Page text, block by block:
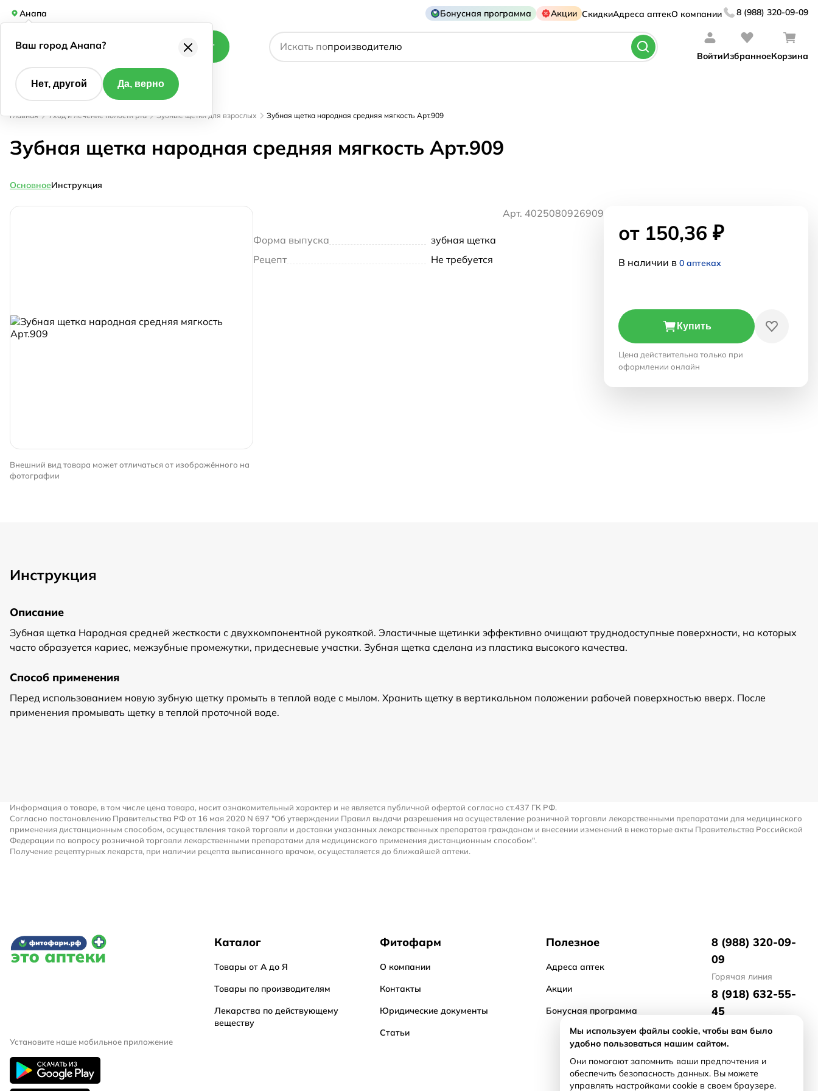
Анапа Бонусная программа Акции СкидкиАдреса аптекО компании 8 (988) 320-09-09
Каталог Искать по
действующему веществу
производителю
ВойтиИзбранноеКорзина
Главная Уход и лечение полости рта Зубные щетки для взрослых Зубная щетка народная средняя мягкость Арт.909
Зубная щетка народная средняя мягкость Арт.909
ОсновноеИнструкция
Внешний вид товара может отличаться от изображённого на
фотографии
Арт. 4025080926909
Форма выпуска
зубная щетка
Рецепт
Не требуется
от 150,36 ₽
В наличии в 0 аптеках
Купить
Цена действительна только при
оформлении онлайн
Инструкция
Описание
Зубная щетка Народная средней жесткости с двухкомпонентной рукояткой. Эластичные щетинки эффективно очищают труднодоступные поверхности, на которых
часто образуется кариес, межзубные промежутки, придесневые участки. Зубная щетка сделана из пластика высокого качества.
Способ применения
Перед использованием новую зубную щетку промыть в теплой воде с мылом. Хранить щетку в вертикальном положении рабочей поверхностью вверх. После
применения промывать щетку в теплой проточной воде.
Информация о товаре, в том числе цена товара, носит ознакомительный характер и не является публичной офертой согласно ст.437 ГК РФ.
Согласно постановлению Правительства РФ от 16 мая 2020 N 697 "Об утверждении Правил выдачи разрешения на осуществление розничной торговли лекарственными препаратами для медицинского
применения дистанционным способом, осуществления такой торговли и доставки указанных лекарственных препаратов гражданам и внесении изменений в некоторые акты Правительства Российской
Федерации по вопросу розничной торговли лекарственными препаратами для медицинского применения дистанционным способом".
Получение рецептурных лекарств, при наличии рецепта выписанного врачом, осуществляется до ближайшей аптеки.
Установите наше мобильное приложение
Каталог
Товары от А до Я
Товары по производителям
Лекарства по действующему
веществу
Фитофарм
О компании
Контакты
Юридические документы
Статьи
Полезное
Адреса аптек
Акции
Бонусная программа
8 (988) 320-09-
09
Горячая линия
8 (918) 632-55-
45
отдел маркетинга
8 (918) 476-21-
71
арендодателям/
Мы используем файлы cookie, чтобы вам было
удобно пользоваться нашим сайтом.
Они помогают запомнить ваши предпочтения и
обеспечить безопасность данных. Вы можете
управлять настройками cookie в своем браузере.
Ваш город Анапа?
Нет, другой Да, верно